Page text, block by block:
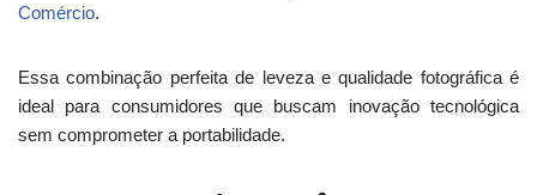
Comércio.
Essa combinação perfeita de leveza e qualidade fotográfica é
ideal para consumidores que buscam inovação tecnológica
sem comprometer a portabilidade.